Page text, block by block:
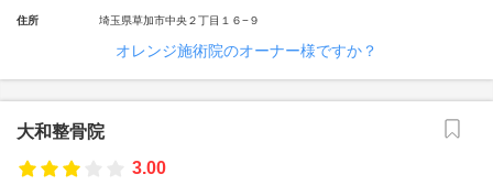
住所 埼玉県草加市中央２丁目１６−９
オレンジ施術院のオーナー様ですか？
大和整骨院
3.00